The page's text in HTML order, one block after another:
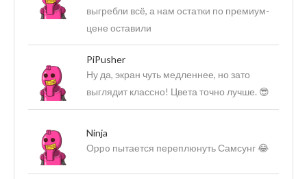
выгребли всё, а нам остатки по премиум-
цене оставили
PiPusher
Ну да, экран чуть медленнее, но зато
выглядит классно! Цвета точно лучше. 😎
Ninja
Оppo пытается переплюнуть Самсунг 😂